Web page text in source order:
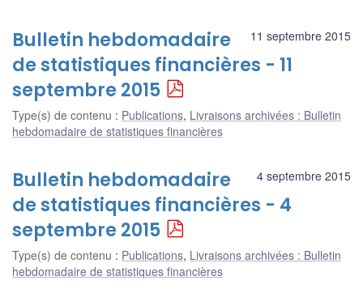
11 septembre 2015
Bulletin hebdomadaire
de statistiques financières - 11
septembre 2015
Type(s) de contenu : Publications, Livraisons archivées : Bulletin
hebdomadaire de statistiques financières
4 septembre 2015
Bulletin hebdomadaire
de statistiques financières - 4
septembre 2015
Type(s) de contenu : Publications, Livraisons archivées : Bulletin
hebdomadaire de statistiques financières